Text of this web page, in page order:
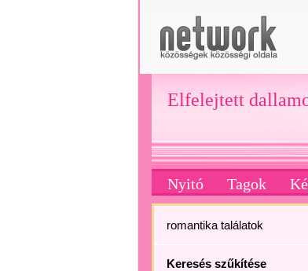
Elfelejtett
Nyitó Tagok
romantika találatok
Keresés szűkítése